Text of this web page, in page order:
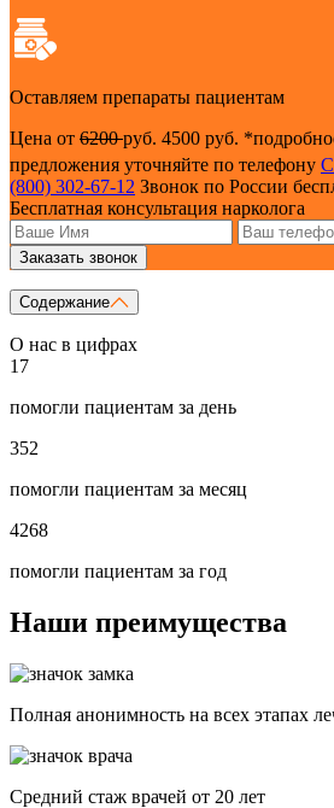
Оставляем препараты пациентам
Цена от 6200руб. 4500 руб.
предложения уточняйте по телефону
(800) 302-67-12 Звонок по России
Бесплатная консультация нарколога
Заказать звонок
Содержание
О нас в цифрах
17
помогли пациентам за день
352
помогли пациентам за месяц
4268
помогли пациентам за год
Наши преимущества
Полная анонимность на всех этапах
Средний стаж врачей от 20 лет